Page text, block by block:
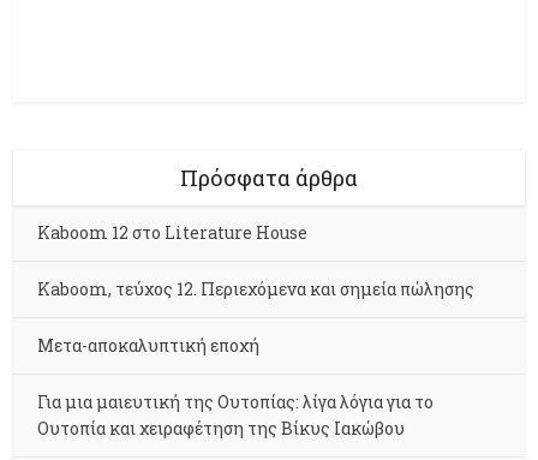
Πρόσφατα άρθρα
Kaboom 12 στο Literature House
Kaboom, τεύχος 12. Περιεχόμενα και σημεία πώλησης
Μετα-αποκαλυπτική εποχή
Για μια μαιευτική της Ουτοπίας: λίγα λόγια για το
Ουτοπία και χειραφέτηση της Βίκυς Ιακώβου